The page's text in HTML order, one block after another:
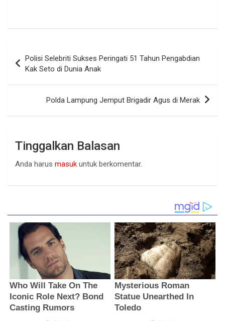
pos
Polisi Selebriti Sukses Peringati 51 Tahun Pengabdian
Kak Seto di Dunia Anak
Polda Lampung Jemput Brigadir Agus di Merak
Tinggalkan Balasan
Anda harus masuk untuk berkomentar.